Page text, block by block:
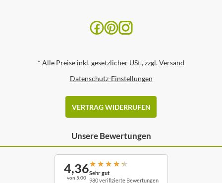
* Alle Preise inkl. gesetzlicher USt., zzgl.Versand
Datenschutz-Einstellungen
VERTRAG WIDERRUFEN
Unsere Bewertungen
4,36
von 5,00
★ ★ ★ ★ ★
Sehr gut
980 verifizierte Bewertungen